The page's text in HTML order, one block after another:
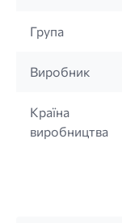
Група
Виробник
Країна
виробництва